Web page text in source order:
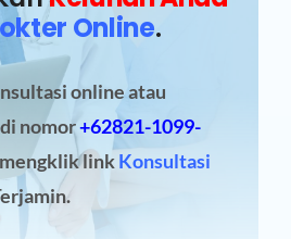
Online.
online atau
di nomor+62821-1099-
linkKonsultasi